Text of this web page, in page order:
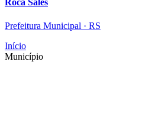
Roca Sales
Prefeitura Municipal · RS
Início
Município